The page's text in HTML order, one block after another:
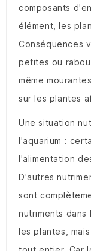
composants
élément, les
Conséquences
petites ou
même
sur les plantes
Une situation
l'aquarium :
l'alimentation
D'autres
sont
nutriments dans
les plantes,